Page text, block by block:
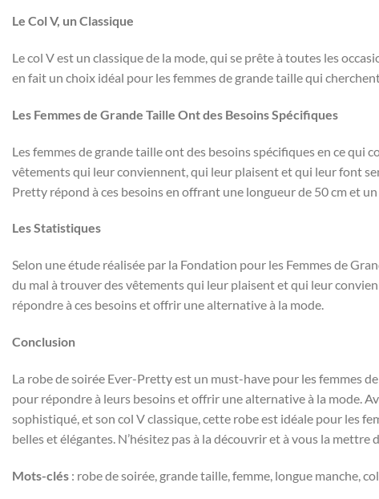
Le Col V, un Classique
Le col V est un classique de la mode, qui se prête à toutes les
en fait un choix idéal pour les femmes de grande taille qui
Les Femmes de Grande Taille Ont des Besoins Spécifiques
Les femmes de grande taille ont des besoins spécifiques en ce qui
vêtements qui leur conviennent, qui leur plaisent et qui leur font
Pretty répond à ces besoins en offrant une longueur de 50 cm et
Les Statistiques
Selon une étude réalisée par la Fondation pour les Femmes de
du mal à trouver des vêtements qui leur plaisent et qui leur
répondre à ces besoins et offrir une alternative à la mode.
Conclusion
La robe de soirée Ever-Pretty est un must-have pour les femmes
pour répondre à leurs besoins et offrir une alternative à la mode.
sophistiqué, et son col V classique, cette robe est idéale pour les
belles et élégantes. N’hésitez pas à la découvrir et à vous la mettre
Mots-clés : robe de soirée, grande taille, femme, longue manche,